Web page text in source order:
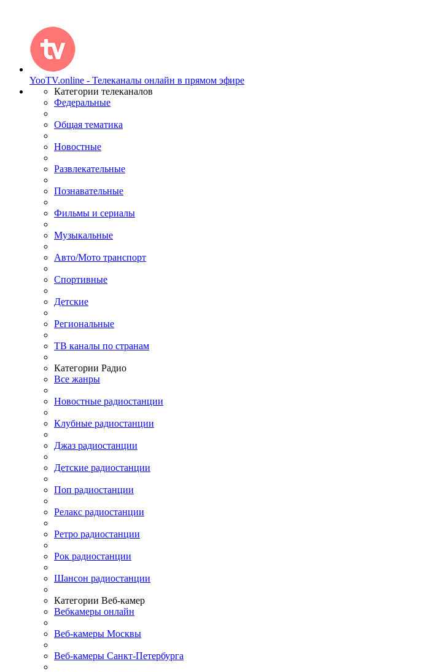
YooTV.online - Телеканалы онлайн в прямом эфире
Категории телеканалов
Федеральные
Общая тематика
Новостные
Развлекательные
Познавательные
Фильмы и сериалы
Музыкальные
Авто/Мото транспорт
Спортивные
Детские
Региональные
ТВ каналы по странам
Категории Радио
Все жанры
Новостные радиостанции
Клубные радиостанции
Джаз радиостанции
Детские радиостанции
Поп радиостанции
Релакс радиостанции
Ретро радиостанции
Рок радиостанции
Шансон радиостанции
Категории Веб-камер
Вебкамеры онлайн
Веб-камеры Москвы
Веб-камеры Санкт-Петербурга